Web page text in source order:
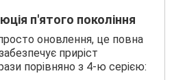
п'ятого покоління
оновлення, це повна
приріст
порівняно з 4-ю серією: